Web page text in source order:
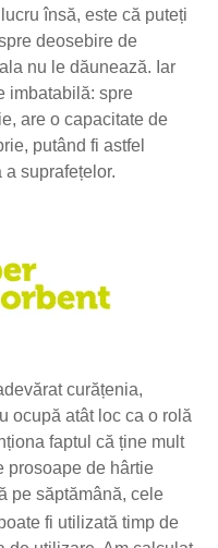
însă, este că puteți
deosebire de
nu le dăunează. Iar
imbatabilă: spre
are o capacitate de
putând fi astfel
suprafețelor.
curățenia,
ocupă atât loc ca o rolă
faptul că ține mult
prosoape de hârtie
pe săptămână, cele
fi utilizată timp de